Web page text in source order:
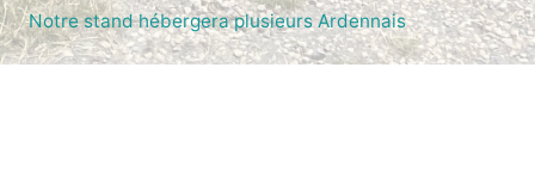
Notre stand hébergera plusieurs Ardennais